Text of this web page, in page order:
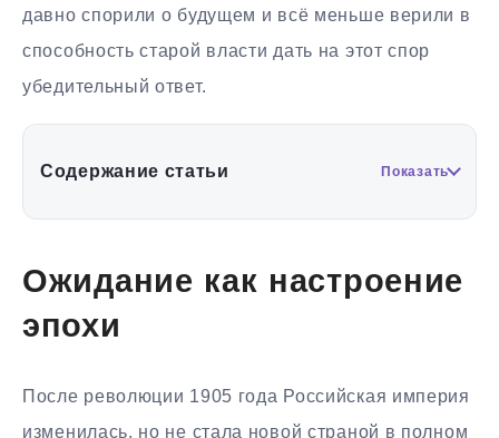
давно спорили о будущем и всё меньше верили в
способность старой власти дать на этот спор
убедительный ответ.
Содержание статьи Показать
Ожидание как настроение
эпохи
После революции 1905 года Российская империя
изменилась, но не стала новой страной в полном